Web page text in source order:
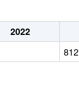
2022
812